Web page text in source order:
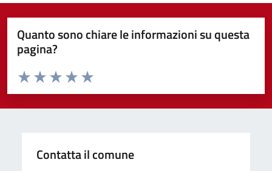
Quanto sono chiare le informazioni su questa
pagina?
Domanda
Valuta da 1 a 5 stelle la pagina
Valuta 5 stelle su 5
Valuta 4 stelle su 5
Valuta 3 stelle su 5
Valuta 2 stelle su 5
Valuta 1 stelle su 5
Contatta il comune